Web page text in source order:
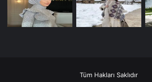
Tüm Hakları Saklıdır